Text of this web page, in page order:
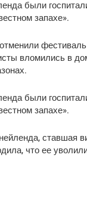
вломились в
ставшая
что ее